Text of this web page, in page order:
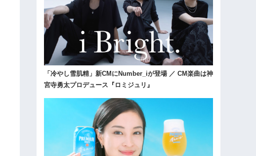
「冷やし雪肌精」新CMにNumber_iが登場 ／ CM楽曲は神
宮寺勇太プロデュース『ロミジュリ』